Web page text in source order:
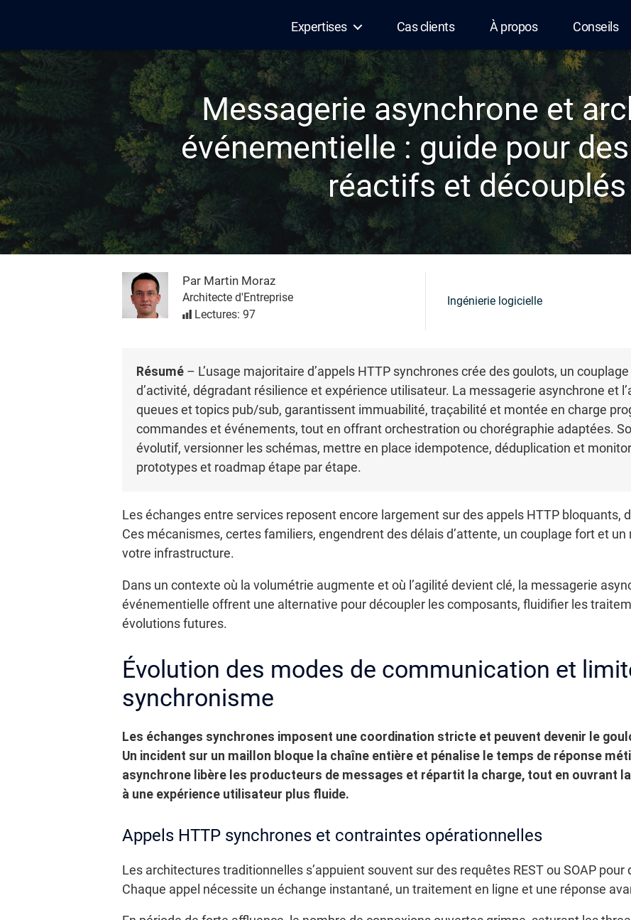
Expertises Cas clients À propos Conseils
Messagerie asynchrone et
événementielle : guide pour
réactifs et découplés
Par Martin Moraz
Architecte d'Entreprise
Lectures: 97
Ingénierie logicielle
Résumé – L’usage majoritaire d’appels HTTP synchrones crée des goulots, un
d’activité, dégradant résilience et expérience utilisateur. La messagerie asynchrone et
queues et topics pub/sub, garantissent immuabilité, traçabilité et montée en charge
commandes et événements, tout en offrant orchestration ou chorégraphie adaptées.
évolutif, versionner les schémas, mettre en place idempotence, déduplication et
prototypes et roadmap étape par étape.
Les échanges entre services reposent encore largement sur des appels HTTP bloquants,
Ces mécanismes, certes familiers, engendrent des délais d’attente, un couplage fort et
votre infrastructure.
Dans un contexte où la volumétrie augmente et où l’agilité devient clé, la messagerie
événementielle offrent une alternative pour découpler les composants, fluidifier les
évolutions futures.
Évolution des modes de communication et
synchronisme
Les échanges synchrones imposent une coordination stricte et peuvent devenir le
Un incident sur un maillon bloque la chaîne entière et pénalise le temps de réponse
asynchrone libère les producteurs de messages et répartit la charge, tout en ouvrant
à une expérience utilisateur plus fluide.
Appels HTTP synchrones et contraintes opérationnelles
Les architectures traditionnelles s’appuient souvent sur des requêtes REST ou SOAP
Chaque appel nécessite un échange instantané, un traitement en ligne et une réponse